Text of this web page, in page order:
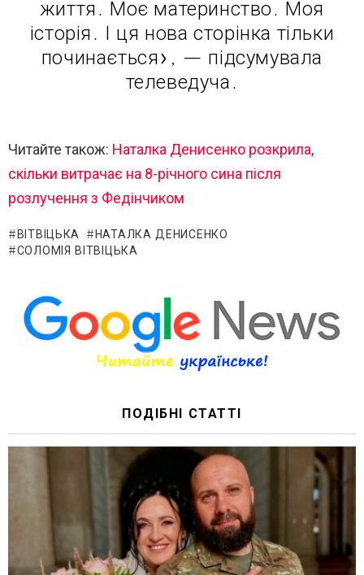
життя. Моє материнство. Моя
історія. І ця нова сторінка тільки
починається», — підсумувала
телеведуча.
Читайте також: Наталка Денисенко розкрила,
скільки витрачає на 8-річного сина після
розлучення з Федінчиком
ВІТВІЦЬКА
НАТАЛКА ДЕНИСЕНКО
СОЛОМІЯ ВІТВІЦЬКА
ПОДІБНІ СТАТТІ